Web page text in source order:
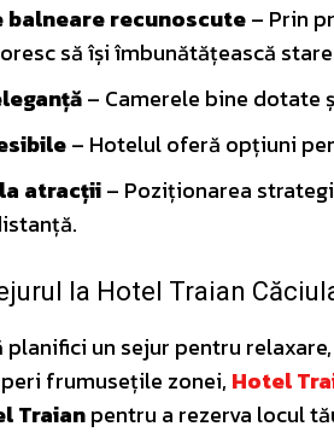
balneare recunoscute– Prin
să își îmbunătățească
– Camerele bine dotate
– Hotelul oferă opțiuni
atracții– Poziționarea
la Hotel Traian
un sejur pentru
frumusețile zonei, Hotel
Traianpentru a rezerva locul